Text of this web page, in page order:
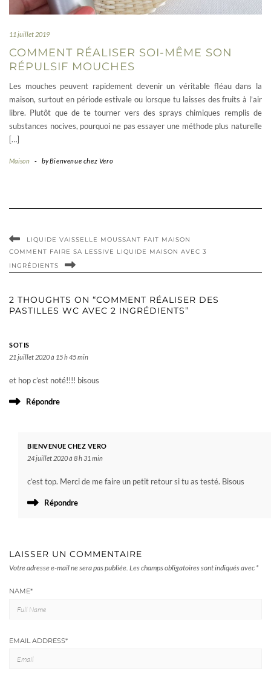
11 juillet 2019
COMMENT RÉALISER SOI-MÊME SON
RÉPULSIF MOUCHES
Les mouches peuvent rapidement devenir un véritable fléau dans la
maison, surtout en période estivale ou lorsque tu laisses des fruits à l’air
libre. Plutôt que de te tourner vers des sprays chimiques remplis de
substances nocives, pourquoi ne pas essayer une méthode plus naturelle
[…]
Maison - byBienvenue chez Vero
LIQUIDE VAISSELLE MOUSSANT FAIT MAISON
COMMENT FAIRE SA LESSIVE LIQUIDE MAISON AVEC 3
INGRÉDIENTS
2 THOUGHTS ON “COMMENT RÉALISER DES
PASTILLES WC AVEC 2 INGRÉDIENTS”
SOTIS
21 juillet 2020 à 15 h 45 min
et hop c’est noté!!!! bisous
Répondre
BIENVENUE CHEZ VERO
24 juillet 2020 à 8 h 31 min
c’est top. Merci de me faire un petit retour si tu as testé. Bisous
Répondre
LAISSER UN COMMENTAIRE
Votre adresse e-mail ne sera pas publiée. Les champs obligatoires sont indiqués avec *
NAME*
EMAIL ADDRESS*